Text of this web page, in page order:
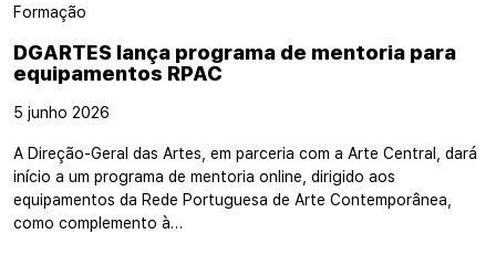
Formação
DGARTES lança programa de mentoria para
equipamentos RPAC
5 junho 2026
A Direção-Geral das Artes, em parceria com a Arte Central, dará
início a um programa de mentoria online, dirigido aos
equipamentos da Rede Portuguesa de Arte Contemporânea,
como complemento à…